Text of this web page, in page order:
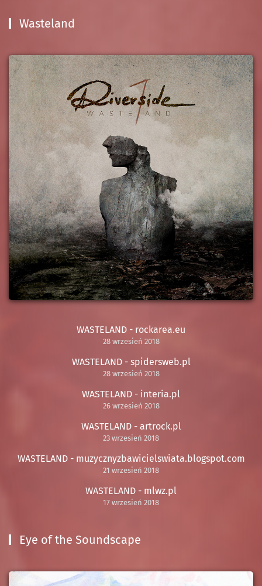
Wasteland
WASTELAND - rockarea.eu
28 wrzesień 2018
WASTELAND - spidersweb.pl
28 wrzesień 2018
WASTELAND - interia.pl
26 wrzesień 2018
WASTELAND - artrock.pl
23 wrzesień 2018
WASTELAND - muzycznyzbawicielswiata.blogspot.com
21 wrzesień 2018
WASTELAND - mlwz.pl
17 wrzesień 2018
Eye of the Soundscape